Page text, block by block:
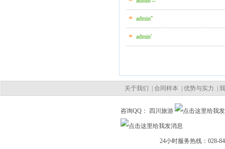
admin''
admin'
关于我们 合同样本 优势与实力
咨询QQ： 四川旅游
24小时服务热线：028-